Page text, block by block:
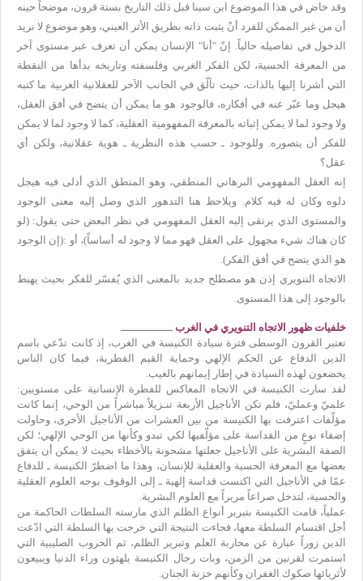
وقد خاض في هذا الموضوع ابن سينا قبل ذلك التاريخ بستة قرون، موضحاً حينه
أن من غير الممكن للفرد أنْ يثبت ذاته بطريق الأثر العيني، وهو موضوع لا نريد
الدخول في تفاصيله حالياً. إنّ "أنا" الإنسان يمكن أن تعرف عبر مستوى آخر
من المعرفة الحسية، لكن الفكر الغربي وفلسفته وتاريخه بدأها من النقطة
التي أشرنا إليها بالذات، حيث تألّق في الجانب الآخر للعقلانية الغربية ما كتبه
هيجل وما عبّر عنه في أفكاره، فالوجود هو ما يمكن أن يتضح في أفق العقل،
ولا وجود لما لا يمكن إثباته بالمعرفة المفهومية العقلية، كما لا وجود لما لا يمكن
للفكر أن يتصوره. وللوجود ـ حسب هذه النظرية ـ هوية عقلانية، ولكن أي
عقل؟
إنه العقل المفهومي البرهاني المنطقي، وهو المنطق الذي أدلى فيه هيجل
دلوه وكان له فيه كلام. ويلاحظ هنا التدهور الذي وصل إليه معنى الوجود
والمستوى الذي يرتقى إليه العقل المفهومي في نظر البعض حتى يقول: (لو
كان هناك شيء مجهول على العقل فهو مما لا وجود له أساساً)، أو :(إن الوجود
هو الذي يتضح في أفق الفكر).
الاتجاه التنويري إذن هو مصطلح جديد بالمعنى الذي يُفسّر للفكر بحيث يهبط
بالوجود إلى هذا المستوى.
خلفيات ظهور الاتجاه التنويري في الغرب ــــــــــــــــ
تعتبر القرون الوسطى فترة سيادة الكنيسة في الغرب، إذ كانت تدّعي باسم
الدين الدفاع عن الحكم الإلهي وحماية القيم الفطرية، فيما كان الناس
يخضعون لهذه السيادة في إطار إيمانهم بالغيب.
لقد سارت الكنيسة في الاتجاه المعاكس للفطرة الإنسانية على مستويين:
علميّ وعمليّ، فلم تكن الأناجيل الأربعة تنـزيلاً مباشراً من الوحي، إنما كانت
مؤلّفات اعترفت بها الكنيسة من بين العشرات من الأناجيل الأخرى، وحاولت
إضفاء نوعٍ من القداسة على مؤلّفيها لكي تبدو وكأنها من الوحي الإلهي؛ لكن
الصفة البشرية على الأناجيل جعلتها مشحونة بالأخطاء بحيث لا يمكن أن يتفق
بعضها مع المعرفة الحسية والعقلية للإنسان، وهذا ما اضطرّ الكنيسة ـ للدفاع
عمّا في الأناجيل التي اكتست قداسة إلهية ـ إلى الوقوف بوجه العلوم العقلية
والحسية، لتدخل صراعاً مريراً مع العلوم البشرية.
عملياً، قامت الكنيسة بتبرير أنواع الظلم الذي مارسته السلطات الحاكمة من
أجل اقتسام السلطة معها، فجاءت النتيجة التي خرجت بها السلطة التي ادّعت
الدين زوراً عبارة عن محاربة العلم وتبرير الظلم، ثم الحروب الصليبية التي
استمرت لقرنين من الزمن، وبات رجال الكنيسة يلهثون وراء الدنيا ويبيعون
لأثريائها صكوك الغفران وكأنهم خزنة الجنان.